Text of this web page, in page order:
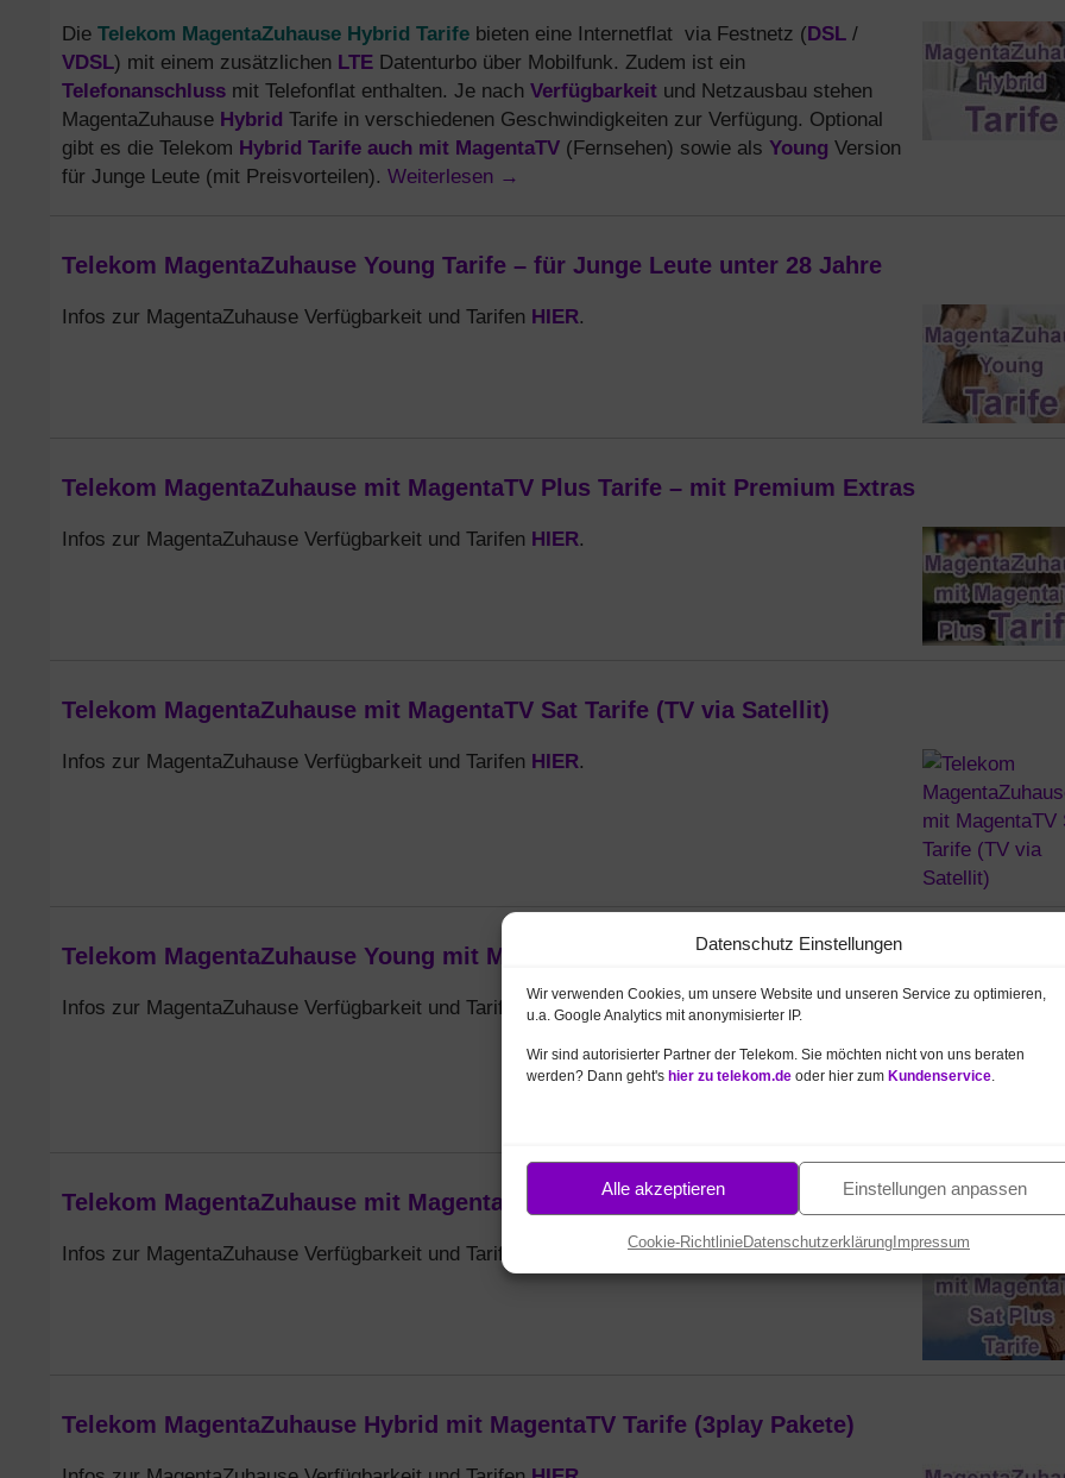
Datenschutz Einstellungen
Wir verwenden Cookies, um unsere Website und unseren Service zu optimieren,
u.a. Google Analytics mit anonymisierter IP.
Wir sind autorisierter Partner der Telekom. Sie möchten nicht von uns beraten
werden? Dann geht's hier zu telekom.de oder hier zum Kundenservice.
Alle akzeptieren Einstellungen anpassen
Cookie-RichtlinieDatenschutzerklärung Impressum
Die Telekom MagentaZuhause Hybrid Tarife bieten eine Internetflat via Festnetz (DSL /
VDSL) mit einem zusätzlichen LTE Datenturbo über Mobilfunk. Zudem ist ein
Telefonanschluss mit Telefonflat enthalten. Je nach Verfügbarkeit und Netzausbau stehen
MagentaZuhause Hybrid Tarife in verschiedenen Geschwindigkeiten zur Verfügung. Optional
gibt es die Telekom Hybrid Tarife auch mit MagentaTV (Fernsehen) sowie als Young Version
für Junge Leute (mit Preisvorteilen). Weiterlesen →
Telekom MagentaZuhause Young Tarife – für Junge Leute unter 28 Jahre
Infos zur MagentaZuhause Verfügbarkeit und Tarifen HIER.
Telekom MagentaZuhause mit MagentaTV Plus Tarife – mit Premium Extras
Infos zur MagentaZuhause Verfügbarkeit und Tarifen HIER.
Telekom MagentaZuhause mit MagentaTV Sat Tarife (TV via Satellit)
Infos zur MagentaZuhause Verfügbarkeit und Tarifen HIER.
Telekom MagentaZuhause Young mit MagentaTV Tarife für Junge Leute
Infos zur MagentaZuhause Verfügbarkeit und TarifenHIER.
Telekom MagentaZuhause mit MagentaTV Sat Plus Tarife (Premium TV)
Infos zur MagentaZuhause Verfügbarkeit und Tarifen
Telekom MagentaZuhause Hybrid mit MagentaTV Tarife (3play Pakete)